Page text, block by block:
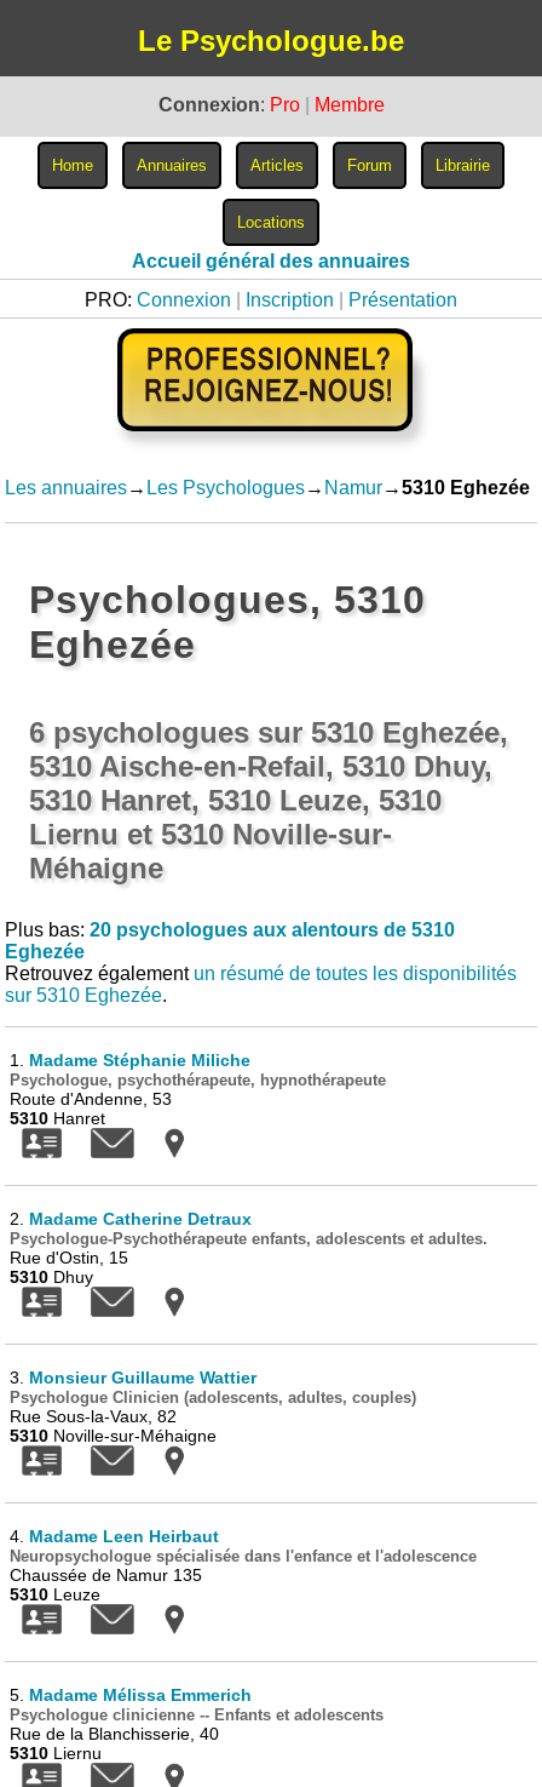
Le Psychologue.be
Connexion: Pro Membre
Accueil général des annuaires
PRO: Connexion Inscription Présentation
Les annuaires→ Les Psychologues→ Namur→5310 Eghezée
Psychologues, 5310
Eghezée
6 psychologues sur 5310 Eghezée,
5310 Aische-en-Refail, 5310 Dhuy,
5310 Hanret, 5310 Leuze, 5310
Liernu et 5310 Noville-sur-
Méhaigne
Plus bas:20 psychologues aux alentours de 5310
Eghezée
Retrouvez également un résumé de toutes les disponibilités
sur 5310 Eghezée.
1. Madame Stéphanie Miliche
Psychologue, psychothérapeute, hypnothérapeute
Route d'Andenne, 53
5310 Hanret
2. Madame Catherine Detraux
Psychologue-Psychothérapeute enfants, adolescents et adultes.
Rue d'Ostin, 15
5310 Dhuy
3. Monsieur Guillaume Wattier
Psychologue Clinicien (adolescents, adultes, couples)
Rue Sous-la-Vaux, 82
5310 Noville-sur-Méhaigne
4. Madame Leen Heirbaut
Neuropsychologue spécialisée dans l'enfance et l'adolescence
Chaussée de Namur 135
5310 Leuze
5. Madame Mélissa Emmerich
Psychologue clinicienne -- Enfants et adolescents
Rue de la Blanchisserie, 40
5310 Liernu